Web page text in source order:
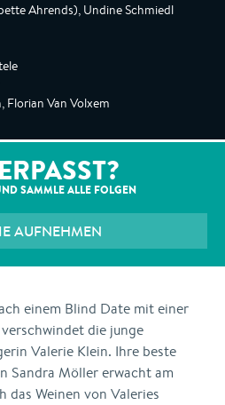
Ahrends), Undine Schmiedl
Florian Van Volxem
SAMMLE ALLE FOLGEN
AUFNEHMEN
einem Blind Date mit einer
die junge
Valerie Klein. Ihre beste
Sandra Möller erwacht am
das Weinen von Valeries